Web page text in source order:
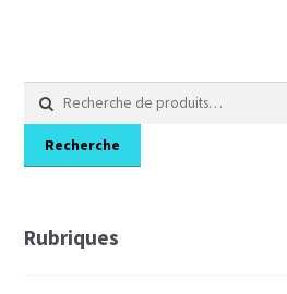
pour :
Recherche
Rubriques